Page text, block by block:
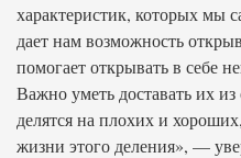
характеристик, которых мы
дает нам возможность
помогает открывать в себе
Важно уметь доставать их
делятся на плохих и
жизни этого деления», —